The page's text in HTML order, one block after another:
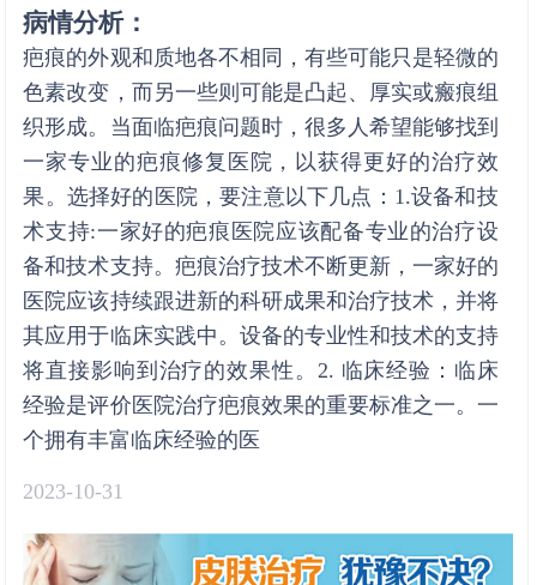
病情分析：
疤痕的外观和质地各不相同，有些可能只是轻微的
色素改变，而另一些则可能是凸起、厚实或瘢痕组
织形成。当面临疤痕问题时，很多人希望能够找到
一家专业的疤痕修复医院，以获得更好的治疗效
果。选择好的医院，要注意以下几点：1.设备和技
术支持:一家好的疤痕医院应该配备专业的治疗设
备和技术支持。疤痕治疗技术不断更新，一家好的
医院应该持续跟进新的科研成果和治疗技术，并将
其应用于临床实践中。设备的专业性和技术的支持
将直接影响到治疗的效果性。2. 临床经验：临床
经验是评价医院治疗疤痕效果的重要标准之一。一
个拥有丰富临床经验的医
2023-10-31